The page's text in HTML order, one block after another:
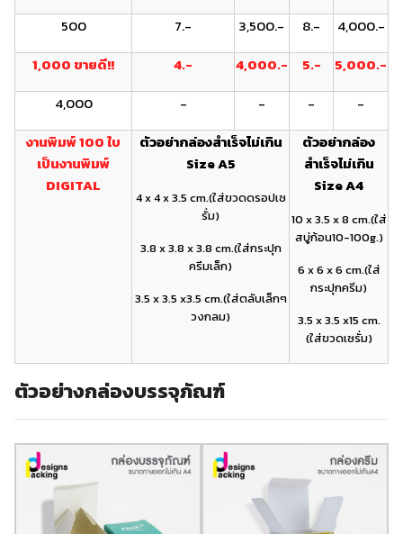
500
7.- 3,500.- 8.-
4,000.-
1,000 ขายดี!!
4.- 4,000.- 5.-
5,000.-
4,000
- - -
-
งานพิมพ์ 100 ใบ
เป็นงานพิมพ์
DIGITAL
ตัวอย่ากล่องสำเร็จไม่เกิน
Size A5
4 x 4 x 3.5 cm.(ใส่ขวดดรอปเซ
รั่ม)
3.8 x 3.8 x 3.8 cm.(ใส่กระปุก
ครีมเล็ก)
3.5 x 3.5 x3.5 cm.(ใส่ตลับเล็กๆ
วงกลม)
ตัวอย่ากล่อง
สำเร็จไม่เกิน
Size A4
10 x 3.5 x 8 cm.(ใส่
สบู่ก้อน10-100g.)
6 x 6 x 6 cm.(ใส่
กระปุกครีม)
3.5 x 3.5 x15 cm.
(ใส่ขวดเซรั่ม)
ตัวอย่างกล่องบรรจุภัณฑ์